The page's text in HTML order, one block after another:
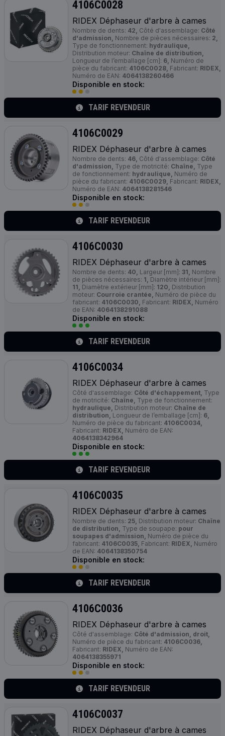
4106C0028
RIDEX Déphaseur d'arbre à cames
Nombre de dents: 42, Côté d'assemblage: Côté
d'admission, Nombre de pièces nécessaires: 2,
Type de fonctionnement: hydraulique,
Distribution moteur: Chaîne de distribution,
Longueur de l’emballage [cm]: 6, Numéro de
pièce du fabricant: 4106C0028, Fabricant: RIDEX,
Numéro de EAN: 4064138260466
Disponible en stock:
TARIF REVENDEUR
4106C0029
RIDEX Déphaseur d'arbre à cames
Nombre de dents: 46, Côté d'assemblage: Côté
d'admission, Type de motricité: Chaîne, Type
de fonctionnement: hydraulique, Numéro de
pièce du fabricant: 4106C0029, Fabricant: RIDEX,
Numéro de EAN: 4064138281546
Disponible en stock:
TARIF REVENDEUR
4106C0030
RIDEX Déphaseur d'arbre à cames
Nombre de dents: 40, Largeur [mm]: 31, Nombre
de pièces nécessaires: 1, Diamètre intérieur [mm]:
11, Diamètre extérieur [mm]: 120, Distribution
moteur: Courroie crantée, Numéro de pièce du
fabricant: 4106C0030, Fabricant: RIDEX, Numéro
de EAN: 4064138291088
Disponible en stock:
TARIF REVENDEUR
4106C0034
RIDEX Déphaseur d'arbre à cames
Côté d'assemblage: Côté d'échappement, Type
de motricité: Chaîne, Type de fonctionnement:
hydraulique, Distribution moteur: Chaîne de
distribution, Longueur de l’emballage [cm]: 6,
Numéro de pièce du fabricant: 4106C0034,
Fabricant: RIDEX, Numéro de EAN:
4064138342964
Disponible en stock:
TARIF REVENDEUR
4106C0035
RIDEX Déphaseur d'arbre à cames
Nombre de dents: 25, Distribution moteur: Chaîne
de distribution, Type de soupape: pour
soupapes d'admission, Numéro de pièce du
fabricant: 4106C0035, Fabricant: RIDEX, Numéro
de EAN: 4064138350754
Disponible en stock:
TARIF REVENDEUR
4106C0036
RIDEX Déphaseur d'arbre à cames
Côté d'assemblage: Côté d'admission, droit,
Numéro de pièce du fabricant: 4106C0036,
Fabricant: RIDEX, Numéro de EAN:
4064138355971
Disponible en stock:
TARIF REVENDEUR
4106C0037
RIDEX Déphaseur d'arbre à cames